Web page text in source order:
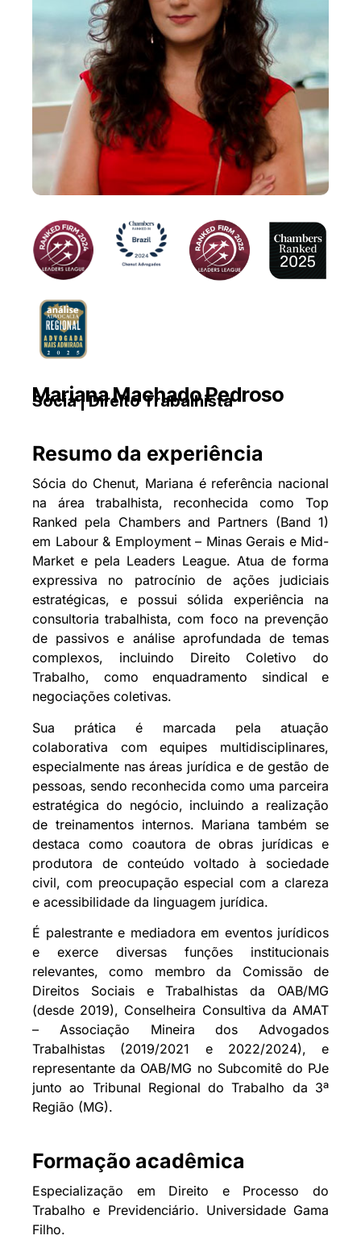
Mariana Machado Pedroso
Sócia | Direito Trabalhista
Resumo da experiência
Sócia do Chenut, Mariana é referência nacional
na área trabalhista, reconhecida como Top
Ranked pela Chambers and Partners (Band 1)
em Labour & Employment – Minas Gerais e Mid-
Market e pela Leaders League. Atua de forma
expressiva no patrocínio de ações judiciais
estratégicas, e possui sólida experiência na
consultoria trabalhista, com foco na prevenção
de passivos e análise aprofundada de temas
complexos, incluindo Direito Coletivo do
Trabalho, como enquadramento sindical e
negociações coletivas.
Sua prática é marcada pela atuação
colaborativa com equipes multidisciplinares,
especialmente nas áreas jurídica e de gestão de
pessoas, sendo reconhecida como uma parceira
estratégica do negócio, incluindo a realização
de treinamentos internos. Mariana também se
destaca como coautora de obras jurídicas e
produtora de conteúdo voltado à sociedade
civil, com preocupação especial com a clareza
e acessibilidade da linguagem jurídica.
É palestrante e mediadora em eventos jurídicos
e exerce diversas funções institucionais
relevantes, como membro da Comissão de
Direitos Sociais e Trabalhistas da OAB/MG
(desde 2019), Conselheira Consultiva da AMAT
– Associação Mineira dos Advogados
Trabalhistas (2019/2021 e 2022/2024), e
representante da OAB/MG no Subcomitê do PJe
junto ao Tribunal Regional do Trabalho da 3ª
Região (MG).
Formação acadêmica
Especialização em Direito e Processo do
Trabalho e Previdenciário. Universidade Gama
Filho.